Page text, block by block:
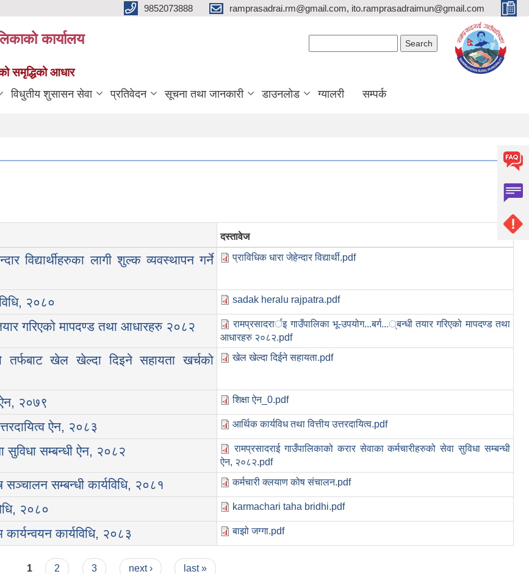
9852073888 ramprasadrai.rm@gmail.com, ito.ramprasadraimun@gmail.com
कार्यालय
समृद्धिको आधार
विधुतीय शुसासन सेवा प्रतिवेदन सूचना तथा जानकारी डाउनलोड ग्यालरी सम्पर्क
दस्तावेज
विद्यार्थीहरुका लागी शुल्क व्यवस्थापन गर्ने
प्राविधिक धारा जेहेन्दार विद्यार्थी.pdf
२०८० sadak heralu rajpatra.pdf
गरिएको मापदण्ड तथा आधारहरु २०८२
रामप्रसादरार्इ गाउँपालिका भू-उपयोग...बर्ग...्बन्धी तयार गरिएको मापदण्ड तथा
आधारहरु २०८२.pdf
तर्फबाट खेल खेल्दा दिइने सहायता खर्चको
खेल खेल्दा दिईने सहायता.pdf
ऐन, २०७९ शिक्षा ऐन_0.pdf
ऐन, २०८३ आर्थिक कार्यविध तथा वित्तीय उत्तरदायित्व.pdf
सुविधा सम्बन्धी ऐन, २०८२
रामप्रसादराई गाउँपालिकाको करार सेवाका कर्मचारीहरुको सेवा सुविधा सम्बन्धी
ऐन, २०८२.pdf
सञ्‍चालन सम्बन्धी कार्यविधि, २०८१ कर्मचारी क्लयाण कोष संचालन.pdf
२०८० karmachari taha bridhi.pdf
कार्यन्वयन कार्यविधि, २०८३ बाझो जग्गा.pdf
1 2 3 next › last »